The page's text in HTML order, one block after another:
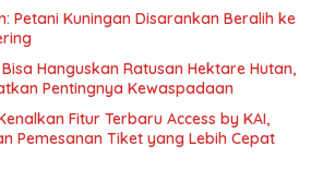
Petani Kuningan Disarankan Beralih ke
Hanguskan Ratusan Hektare Hutan,
Pentingnya Kewaspadaan
Fitur Terbaru Access by KAI,
Pemesanan Tiket yang Lebih Cepat